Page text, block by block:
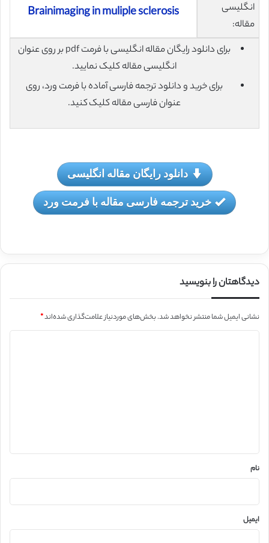
انگلیسی
مقاله:
Brainimaging in muliple sclerosis
برای دانلود رایگان مقاله انگلیسی با فرمت pdf بر روی عنوان
انگلیسی مقاله کلیک نمایید.
برای خرید و دانلود ترجمه فارسی آماده با فرمت ورد، روی
عنوان فارسی مقاله کلیک کنید.
دانلود رایگان مقاله انگلیسی
خرید ترجمه فارسی مقاله با فرمت ورد
دیدگاهتان را بنویسید
نشانی ایمیل شما منتشر نخواهد شد.بخش‌های موردنیاز علامت‌گذاری شده‌اند*
نام
ایمیل